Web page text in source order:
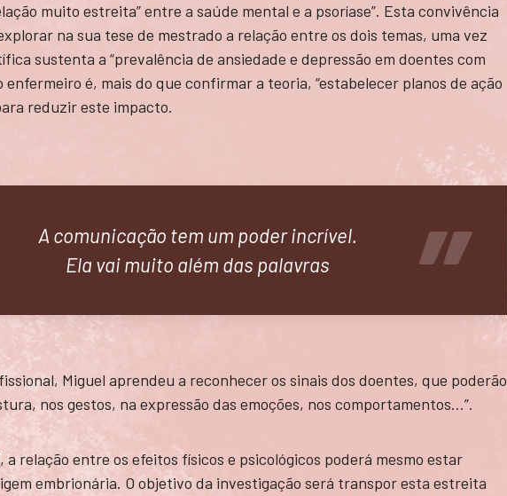
muito estreita” entre a saúde mental e a psoríase”. Esta convivência
na sua tese de mestrado a relação entre os dois temas, uma vez
sustenta a “prevalência de ansiedade e depressão em doentes com
enfermeiro é, mais do que confirmar a teoria, “estabelecer planos de ação
reduzir este impacto.
A comunicação tem um poder incrível.
Ela vai muito além das palavras
Miguel aprendeu a reconhecer os sinais dos doentes, que poderão
nos gestos, na expressão das emoções, nos comportamentos…”.
a relação entre os efeitos físicos e psicológicos poderá mesmo estar
embrionária. O objetivo da investigação será transpor esta estreita